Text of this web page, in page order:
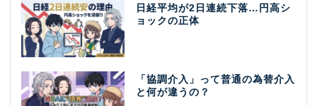
日経平均が2日連続下落…円高シ
ョックの正体
「協調介入」って普通の為替介入
と何が違うの？